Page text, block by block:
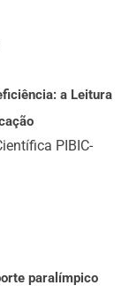
a Leitura
PIBIC-
paralímpico